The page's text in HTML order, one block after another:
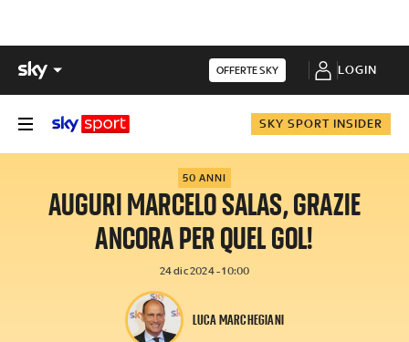
OFFERTE SKY LOGIN
SKY SPORT INSIDER
50 ANNI
AUGURI MARCELO SALAS, GRAZIE
ANCORA PER QUEL GOL!
24 dic 2024 - 10:00
LUCA MARCHEGIANI